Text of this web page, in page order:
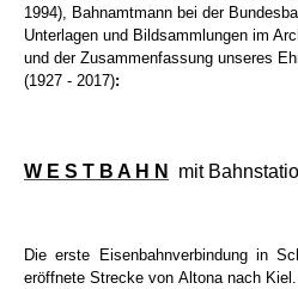
1994), Bahnamtmann bei der
Unterlagen und Bildsammlungen im
und der Zusammenfassung unseres
(1927 - 2017):
W E S T B A H N mit
Die erste Eisenbahnverbindung in
eröffnete Strecke von Altona nach